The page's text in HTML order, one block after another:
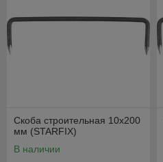
Скоба строительная 10х200
мм (STARFIX)
В наличии